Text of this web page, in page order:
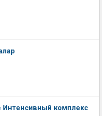
Интенсивный комплекс